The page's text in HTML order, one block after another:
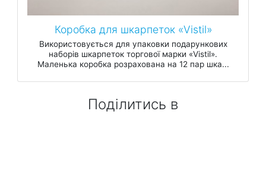
Коробка для шкарпеток «Vistil»
Використовується для упаковки подарункових
наборів шкарпеток торгової марки «Vistil».
Маленька коробка розрахована на 12 пар шка...
Поділитись в